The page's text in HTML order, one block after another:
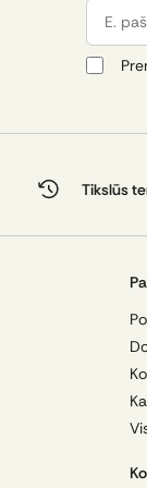
E.
Tikslūs